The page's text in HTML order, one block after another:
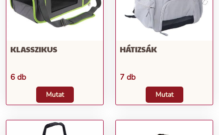
KLASSZIKUS
6 db
Mutat
HÁTIZSÁK
7 db
Mutat